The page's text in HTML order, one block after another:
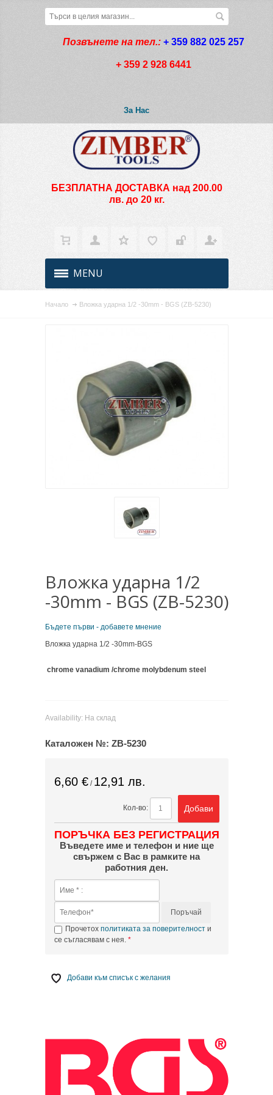
Позвънете на тел.: + 359 882 025 257
+ 359 2 928 6441
За Нас
БЕЗПЛАТНА ДОСТАВКА над 200.00
лв. до 20 кг.
MENU
Начало Вложка ударна 1/2 -30mm - BGS (ZB-5230)
Вложка ударна 1/2
-30mm - BGS (ZB-5230)
Бъдете първи - добавете мнение
Вложка ударна 1/2 -30mm-BGS
chrome vanadium /chrome molybdenum steel
Availability: На склад
Каталожен №: ZB-5230
6,60 €/ 12,91 лв.
Кол-во: Добави
ПОРЪЧКА БЕЗ РЕГИСТРАЦИЯ
Въведете име и телефон и ние ще
свържем с Вас в рамките на
работния ден.
Поръчай
Прочетох политиката за поверителности
се съгласявам с нея.
Добави към списък с желания